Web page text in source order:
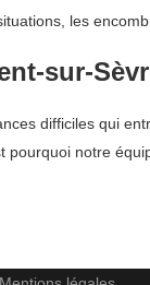
les
sur-
difficiles qui
pourquoi notre